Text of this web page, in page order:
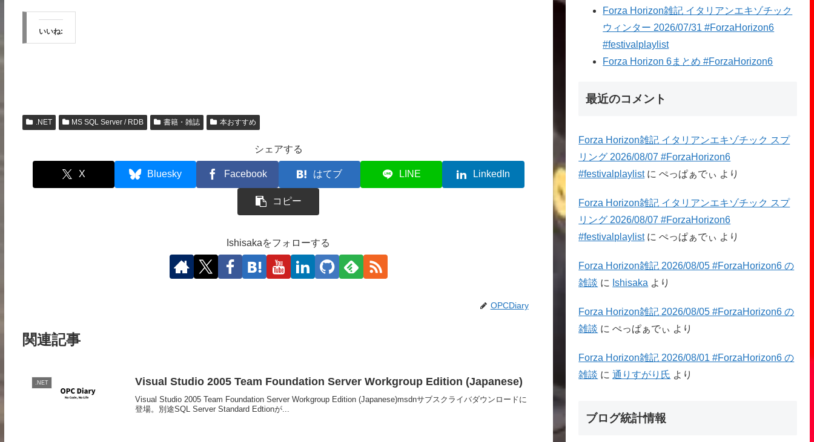
いいね:
.NET MS SQL Server / RDB 書籍・雑誌 本おすすめ
シェアする
X Bluesky Facebook はてブ LINE LinkedIn
コピー
Ishisakaをフォローする
OPCDiary
関連記事
.NET Visual Studio 2005 Team Foundation Server Workgroup Edition (Japanese)
Visual Studio 2005 Team Foundation Server Workgroup Edition (Japanese)msdnサブスクライバダウンロードに
登場。別途SQL Server Standard Edtionが...
Forza Horizon雑記 イタリアンエキゾチック
ウィンター 2026/07/31 #ForzaHorizon6
#festivalplaylist
Forza Horizon 6まとめ #ForzaHorizon6
最近のコメント
Forza Horizon雑記 イタリアンエキゾチック スプ
リング 2026/08/07 #ForzaHorizon6
#festivalplaylistにぺっぱぁでぃ より
Forza Horizon雑記 イタリアンエキゾチック スプ
リング 2026/08/07 #ForzaHorizon6
#festivalplaylistにぺっぱぁでぃ より
Forza Horizon雑記 2026/08/05 #ForzaHorizon6 の
雑談 に Ishisaka より
Forza Horizon雑記 2026/08/05 #ForzaHorizon6 の
雑談 にぺっぱぁでぃ より
Forza Horizon雑記 2026/08/01 #ForzaHorizon6 の
雑談 に通りすがり氏 より
ブログ統計情報